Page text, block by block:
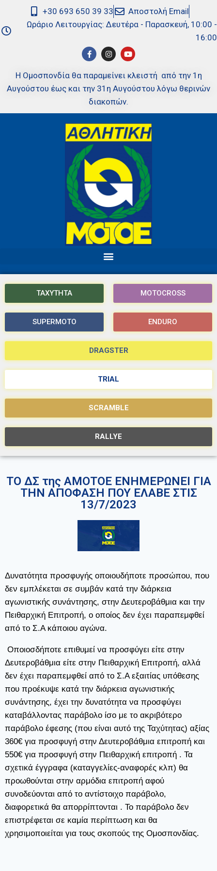
+30 693 650 39 33
Αποστολή Email
Ωράριο Λειτουργίας: Δευτέρα - Παρασκευή, 10:00 -
16:00
Η Ομοσπονδία θα παραμείνει κλειστή από την 1η
Αυγούστου έως και την 31η Αυγούστου λόγω θερινών
διακοπών.
ΤΑΧΥΤΗΤΑ MOTOCROSS
SUPERMOTO ENDURO
DRAGSTER
TRIAL
SCRAMBLE
RALLYE
ΤΟ ΔΣ της ΑΜΟΤΟΕ ΕΝΗΜΕΡΩΝΕΙ ΓΙΑ
ΤΗΝ ΑΠΟΦΑΣΗ ΠΟΥ ΕΛΑΒΕ ΣΤΙΣ
13/7/2023
Δυνατότητα προσφυγής οποιουδήποτε προσώπου, που
δεν εμπλέκεται σε συμβάν κατά την διάρκεια
αγωνιστικής συνάντησης, στην Δευτεροβάθμια και την
Πειθαρχική Επιτροπή, ο οποίος δεν έχει παραπεμφθεί
από το Σ.Α κάποιου αγώνα.
Οποιοσδήποτε επιθυμεί να προσφύγει είτε στην
Δευτεροβάθμια είτε στην Πειθαρχική Επιτροπή, αλλά
δεν έχει παραπεμφθεί από το Σ.Α εξαιτίας υπόθεσης
που προέκυψε κατά την διάρκεια αγωνιστικής
συνάντησης, έχει την δυνατότητα να προσφύγει
καταβάλλοντας παράβολο ίσο με το ακριβότερο
παράβολο έφεσης (που είναι αυτό της Ταχύτητας) αξίας
360€ για προσφυγή στην Δευτεροβάθμια επιτροπή και
550€ για προσφυγή στην Πειθαρχική επιτροπή . Τα
σχετικά έγγραφα (καταγγελίες-αναφορές κλπ) θα
προωθούνται στην αρμόδια επιτροπή αφού
συνοδεύονται από το αντίστοιχο παράβολο,
διαφορετικά θα απορρίπτονται . Το παράβολο δεν
επιστρέφεται σε καμία περίπτωση και θα
χρησιμοποιείται για τους σκοπούς της Ομοσπονδίας.